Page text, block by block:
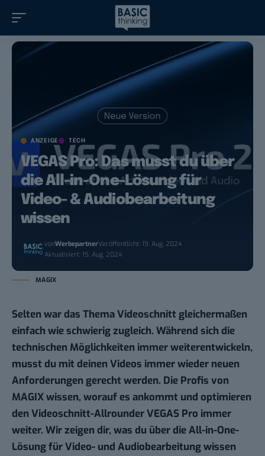
ANZEIGE TECH
VEGAS Pro: Das musst du über
die All-in-One-Lösung für
Video- & Audiobearbeitung
wissen
vonWerbepartnerVeröffentlicht: 19. Aug. 2024
Aktualisiert: 15. Aug. 2024
MAGIX
Selten war das Thema Videoschnitt gleichermaßen
einfach wie schwierig zugleich. Während sich die
technischen Möglichkeiten immer weiterentwickeln,
musst du mit deinen Videos immer wieder neuen
Anforderungen gerecht werden. Die Profis von
MAGIX wissen, worauf es ankommt und optimieren
den Videoschnitt-Allrounder VEGAS Pro immer
weiter. Wir zeigen dir, was du über die All-in-One-
Lösung für Video- und Audiobearbeitung wissen